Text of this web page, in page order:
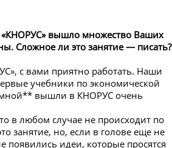
вышло множество Ваших
Сложное ли это занятие — писать?
с вами приятно работать. Наши
учебники по экономической
вышли в КНОРУС очень
в любом случае не происходит по
занятие, но, если в голове еще не
идеи, которые просятся